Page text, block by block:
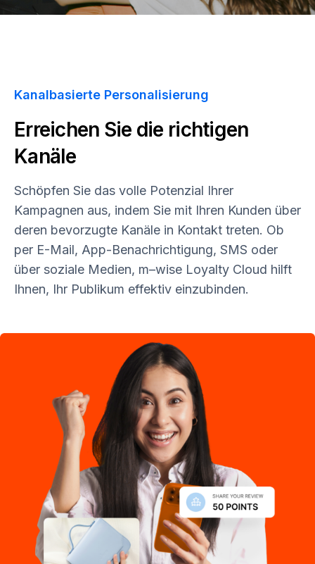
Kanalbasierte Personalisierung
Erreichen Sie die richtigen
Kanäle
Schöpfen Sie das volle Potenzial Ihrer
Kampagnen aus, indem Sie mit Ihren Kunden über
deren bevorzugte Kanäle in Kontakt treten. Ob
per E-Mail, App-Benachrichtigung, SMS oder
über soziale Medien, m–wise Loyalty Cloud hilft
Ihnen, Ihr Publikum effektiv einzubinden.